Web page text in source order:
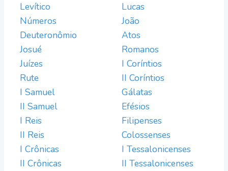
Levítico
Números
Deuteronômio
Josué
Juízes
Rute
I Samuel
II Samuel
I Reis
II Reis
I Crônicas
II Crônicas
Lucas
João
Atos
Romanos
I Coríntios
II Coríntios
Gálatas
Efésios
Filipenses
Colossenses
I Tessalonicenses
II Tessalonicenses